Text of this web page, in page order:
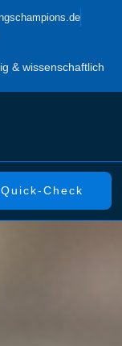
& wissenschaftlich
Quick-Check